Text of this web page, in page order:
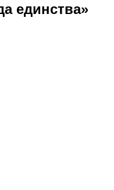
единства»